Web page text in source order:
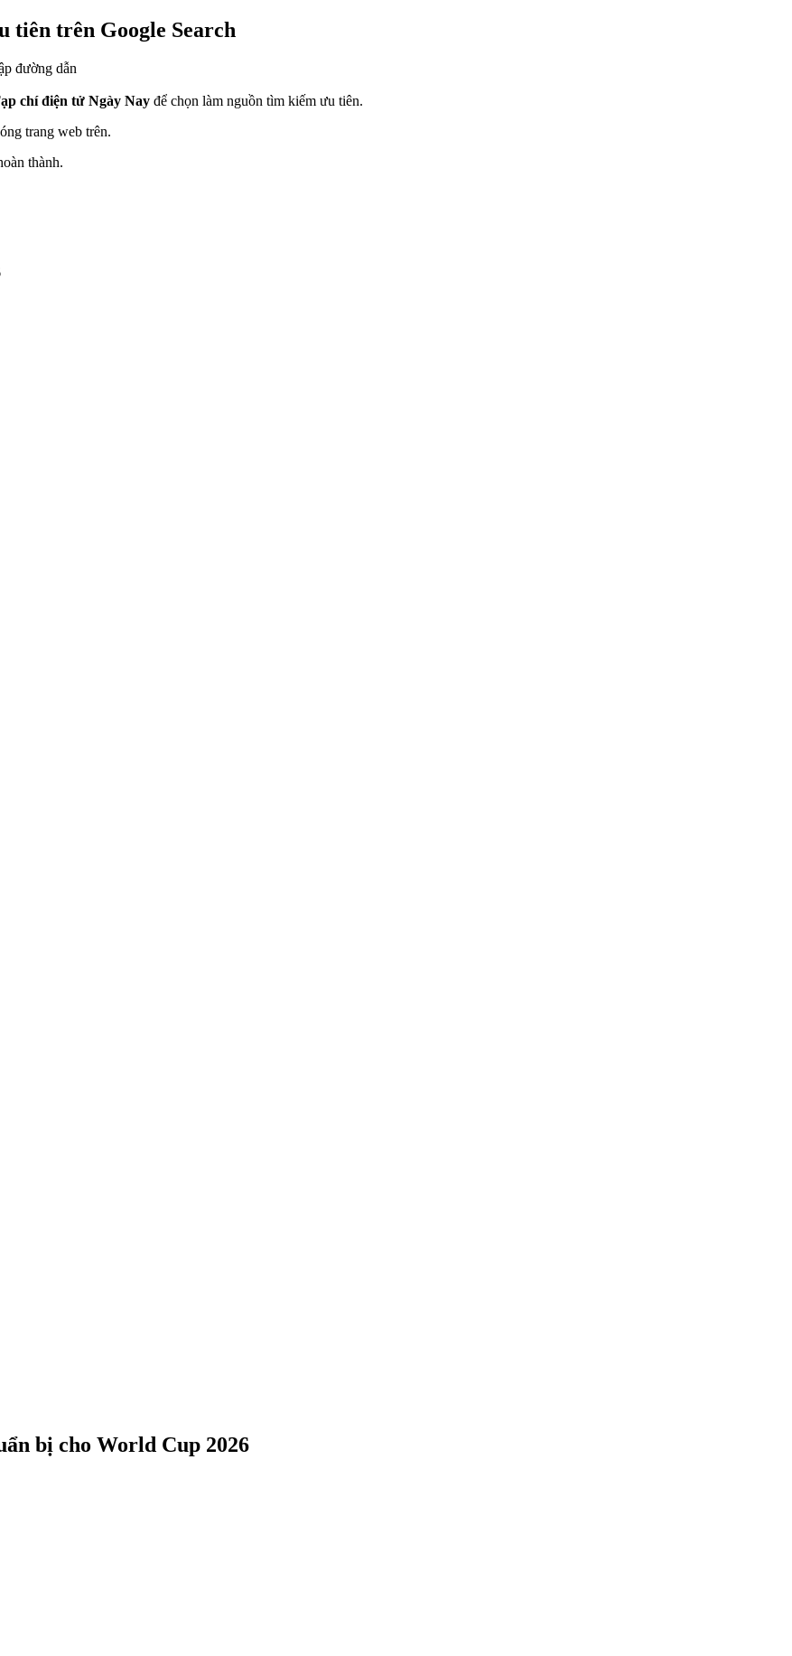
tiên trên Google Search
đường dẫn
chí điện tử Ngày Nay để chọn làm nguồn tìm kiếm ưu tiên.
trang web trên.
thành.
bị cho World Cup 2026